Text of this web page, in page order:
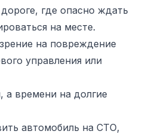
где опасно ждать
на месте.
на повреждение
управления или
а времени на долгие
автомобиль на СТО,